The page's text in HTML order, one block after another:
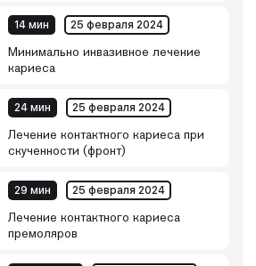
14 мин 25 февраля 2024
Минимально инвазивное лечение
кариеса
24 мин 25 февраля 2024
Лечение контактного кариеса при
скученности (фронт)
29 мин 25 февраля 2024
Лечение контактного кариеса
премоляров